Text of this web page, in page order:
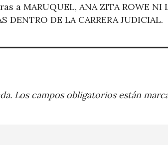
a MARUQUEL, ANA ZITA ROWE NI
DENTRO DE LA CARRERA JUDICIAL.
Los campos obligatorios están